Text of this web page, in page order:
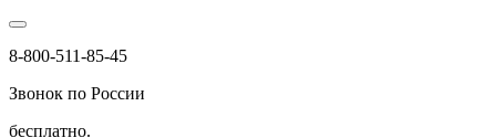
8-800-511-85-45
Звонок по России
бесплатно.